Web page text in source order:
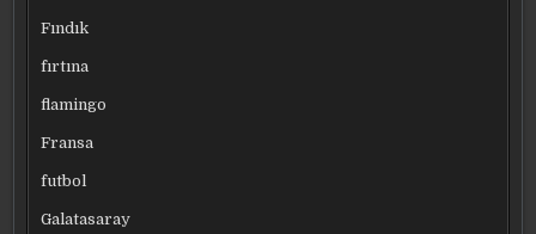
Fındık
fırtına
flamingo
Fransa
futbol
Galatasaray